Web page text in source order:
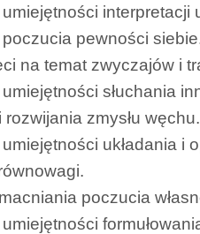
umiejętności
pewności
na temat zwyczajów i
słuchania
zmysłu węchu.
układania i
poczucia